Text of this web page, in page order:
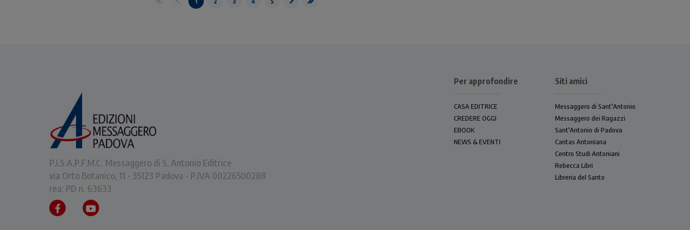
P.I.S.A.P.F.M.C. Messaggero di S. Antonio Editrice
via Orto Botanico, 11 - 35123 Padova - P.IVA 00226500288
rea: PD n. 63633
Per approfondire
CASA EDITRICE
CREDERE OGGI
EBOOK
NEWS & EVENTI
Siti amici
Messaggero di Sant'Antonio
Messaggero dei Ragazzi
Sant'Antonio di Padova
Caritas Antoniana
Centro Studi Antoniani
Rebecca Libri
Libreria del Santo